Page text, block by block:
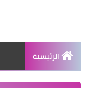
الرئيسية